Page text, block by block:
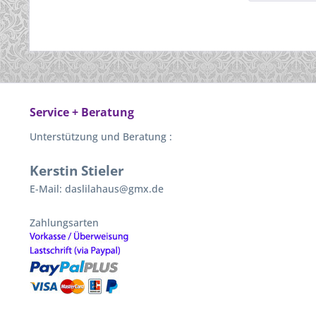
Service + Beratung
Unterstützung und Beratung :
Kerstin Stieler
E-Mail: daslilahaus@gmx.de
Zahlungsarten